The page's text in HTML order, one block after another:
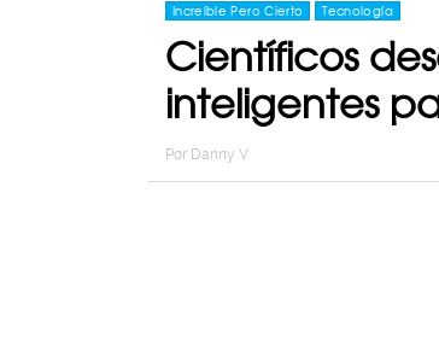
Increíble Pero Cierto Tecnología
Científicos
inteligentes
Por Danny V